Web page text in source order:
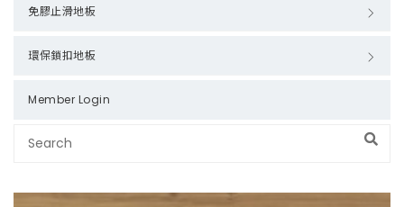
免膠止滑地板
環保鎖扣地板
Member Login